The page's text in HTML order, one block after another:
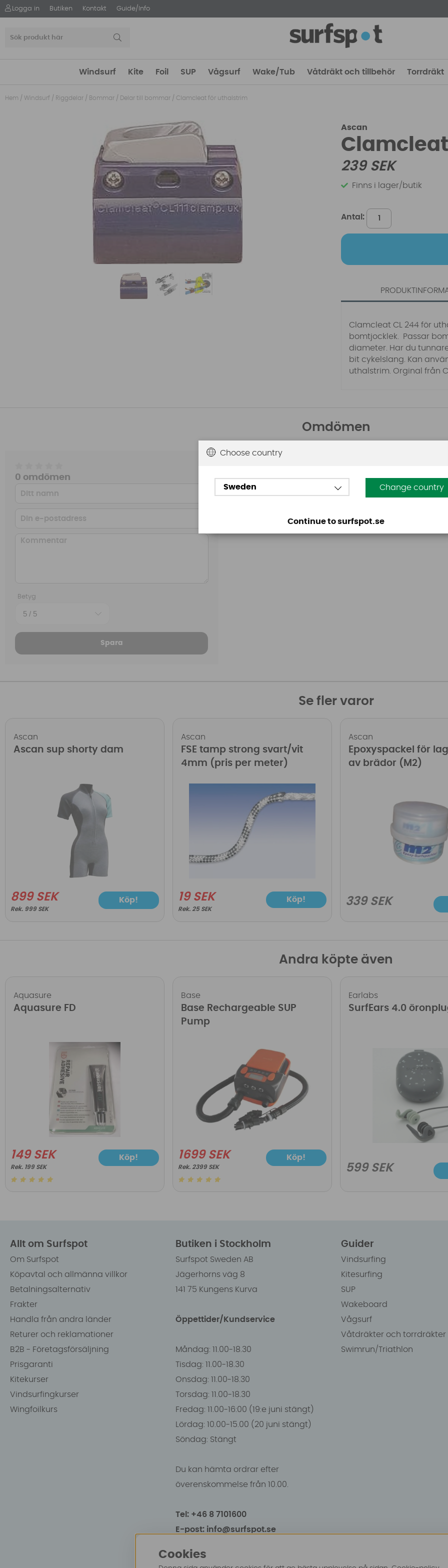
Logga in Butiken Kontakt Guide/Info
Windsurf Kite Foil SUP Vågsurf Wake/Tub Våtdräkt och tillbehör Torrdräkt
Hem / Windsurf / Riggdelar / Bommar / Delar till bommar / Clamcleat för uthalstrim
Ascan
239SEK
Finns i lager/butik
Antal:
Clamcleat CL 244 för
bomtjocklek. Passar
diameter. Har du
bit cykelslang. Kan
uthalstrim. Orginal från
Omdömen
0 omdömen
Betyg
Spara
Den här produkten har inga recensioner. Du måste
Se fler varor
Ascan
Ascan sup shorty dam
899 SEK
999 SEK
Köp!
Ascan
FSE tamp strong svart/vit
4mm (pris per meter)
19 SEK
25 SEK
Köp!
Ascan
Epoxyspackel för
av brädor (M2)
339 SEK
Andra köpte även
Aquasure
Aquasure FD
149 SEK
199 SEK
Köp!
Base
Base Rechargeable SUP
Pump
1699 SEK
2399 SEK
Köp!
Earlabs
SurfEars 4.0
599 SEK
Allt om Surfspot
Om Surfspot
Köpavtal och allmänna villkor
Betalningsalternativ
Frakter
Handla från andra länder
Returer och reklamationer
B2B - Företagsförsäljning
Prisgaranti
Kitekurser
Vindsurfingkurser
Wingfoilkurs
Butiken i Stockholm
Surfspot Sweden AB
Jägerhorns väg 8
141 75 Kungens Kurva
Öppettider/Kundservice
Måndag: 11.00-18.30
Tisdag: 11.00-18.30
Onsdag: 11.00-18.30
Torsdag: 11.00-18.30
Fredag: 11.00-16:00 (19:e juni stängt)
Lördag: 10.00-15.00 (20 juni stängt)
Söndag: Stängt
Du kan hämta ordrar efter
överenskommelse från 10.00.
Tel: +46 8 7101600
E-post: info@surfspot.se
Guider
Vindsurfing
Kitesurfing
SUP
Wakeboard
Vågsurf
Våtdräkter och torrdräkter
Swimrun/Triathlon
Choose country
Sweden Change country
Continue to surfspot.se
Cookies